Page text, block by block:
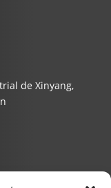
de Xinyang,